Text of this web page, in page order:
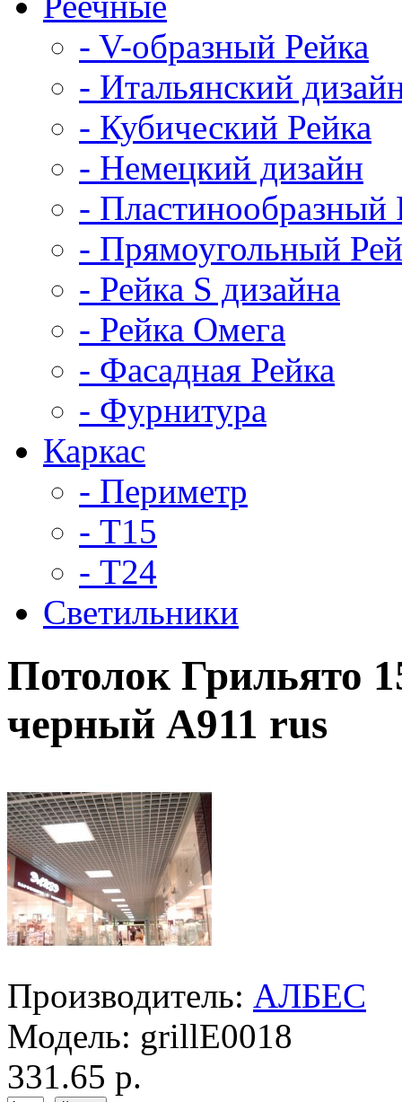
- V-образный Рейка
- Итальянский
- Кубический Рейка
- Немецкий дизайн
- Пластинообразный
- Прямоугольный
- Рейка S дизайна
- Рейка Омега
- Фасадная Рейка
- Фурнитура
Каркас
- Периметр
- Т15
- Т24
Светильники
Потолок Грильято
черный А911 rus
Производитель: АЛБЕС
Модель: grillE0018
331.65 р.